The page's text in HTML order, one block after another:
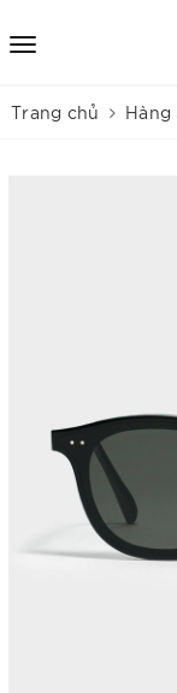
Trang chủ Hàng